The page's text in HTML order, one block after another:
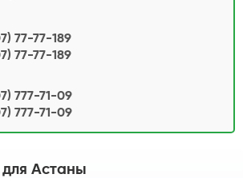
77-77-189
77-77-189
777-71-09
777-71-09
для Астаны